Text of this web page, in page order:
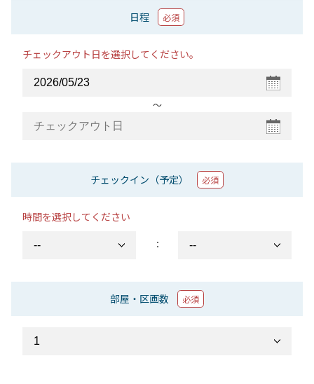
日程 必須
チェックアウト日を選択してください。
〜
チェックイン（予定） 必須
時間を選択してください
：
部屋・区画数 必須